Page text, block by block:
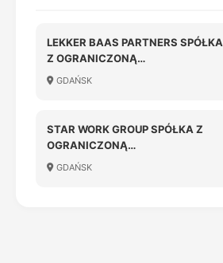
LEKKER BAAS PARTNERS SPÓŁKA
Z OGRANICZONĄ
ODPOWIEDZIALNOŚCIĄ
GDAŃSK
STAR WORK GROUP SPÓŁKA Z
OGRANICZONĄ
ODPOWIEDZIALNOŚCIĄ
GDAŃSK